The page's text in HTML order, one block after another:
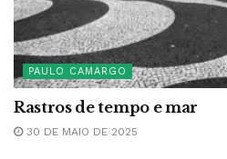
PAULO CAMARGO
Rastros de tempo e mar
30 DE MAIO DE 2025